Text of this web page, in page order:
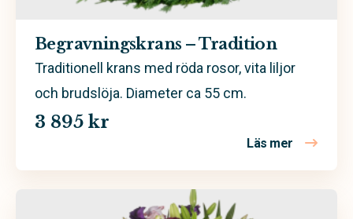
Begravningskrans – Tradition
Traditionell krans med röda rosor, vita liljor
och brudslöja. Diameter ca 55 cm.
3 895 kr
Läs mer om